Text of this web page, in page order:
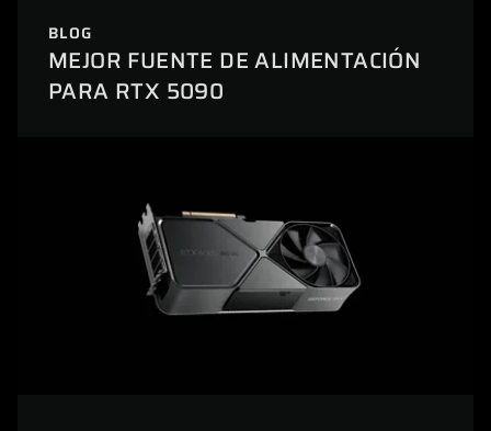
BLOG
MEJOR FUENTE DE ALIMENTACIÓN
PARA RTX 5090